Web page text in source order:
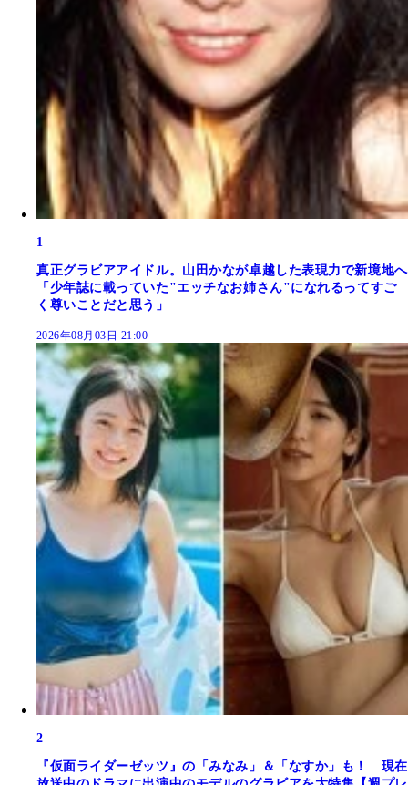
1
真正グラビアアイドル。山田かなが卓越した表現力で新境地へ
「少年誌に載っていた"エッチなお姉さん"になれるってすご
く尊いことだと思う」
2026年08月03日 21:00
2
『仮面ライダーゼッツ』の「みなみ」＆「なすか」も！ 現在